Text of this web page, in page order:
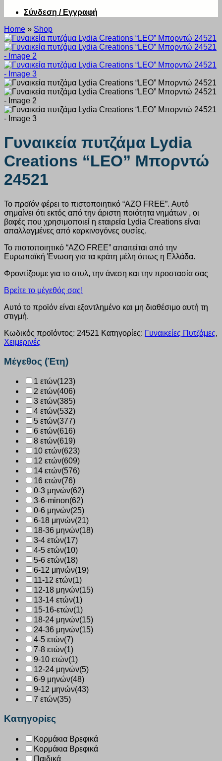
Σύνδεση / Εγγραφή
Home » Shop
Γυναικεία πυτζάμα Lydia
Creations “LEO” Μπορντώ
24521
Το προϊόν φέρει το πιστοποιητικό “AZO FREE”. Αυτό
σημαίνει ότι εκτός από την άριστη ποιότητα νημάτων , οι
βαφές που χρησιμοποιεί η εταιρεία Lydia Creations είναι
απαλλαγμένες από καρκινογόνες ουσίες.
Το πιστοποιητικό “AZO FREE” απαιτείται από την
Ευρωπαϊκή Ένωση για τα κράτη μέλη όπως η Ελλάδα.
Φροντίζουμε για το στυλ, την άνεση και την προστασία σας
Βρείτε το μέγεθός σας!
Αυτό το προϊόν είναι εξαντλημένο και μη διαθέσιμο αυτή τη
στιγμή.
Κωδικός προϊόντος: 24521 Κατηγορίες: Γυναικείες Πυτζάμες,
Χειμερινές
Μέγεθος (Έτη)
1 ετών(123)
2 ετών(406)
3 ετών(385)
4 ετών(532)
5 ετών(377)
6 ετών(616)
8 ετών(619)
10 ετών(623)
12 ετών(609)
14 ετών(576)
16 ετών(76)
0-3 μηνών(62)
3-6-minon(62)
0-6 μηνών(25)
6-18 μηνών(21)
18-36 μηνών(18)
3-4 ετών(17)
4-5 ετών(10)
5-6 ετών(18)
6-12 μηνών(19)
11-12 ετών(1)
12-18 μηνών(15)
13-14 ετών(1)
15-16-ετών(1)
18-24 μηνών(15)
24-36 μηνών(15)
4-5 ετών(7)
7-8 ετών(1)
9-10 ετών(1)
12-24 μηνών(5)
6-9 μηνών(48)
9-12 μηνών(43)
7 ετών(35)
Κατηγορίες
Κορμάκια Βρεφικά
Κορμάκια Βρεφικά
Παιδικά